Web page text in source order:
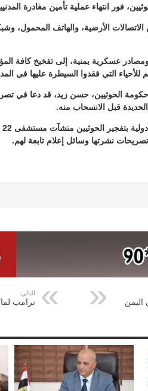
فور انتهاء عملية تأمين مغادرة
الأرضية، والهاتف المحمول،
ومصادر عسكرية يمنية، إلى تفخيخ كافة
للأحياء التي فقدوا السيطرة عليها في
حكومة الحوثيين، حسن زيد، قد دعا في
قبل الانسحاب منه.
نشرتها وسائل إعلام تابعة لهم.
اليمن
التالي:
ترامب